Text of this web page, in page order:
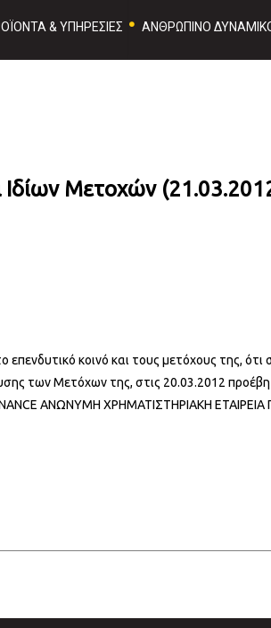
& ΥΠΗΡΕΣΙΕΣ ΑΝΘΡΩΠΙΝΟ
Μετοχών
επενδυτικό κοινό και τους μετόχους της,
των Μετόχων της, στις 20.03.2012
ΑΝΩΝΥΜΗ ΧΡΗΜΑΤΙΣΤΗΡΙΑΚΗ